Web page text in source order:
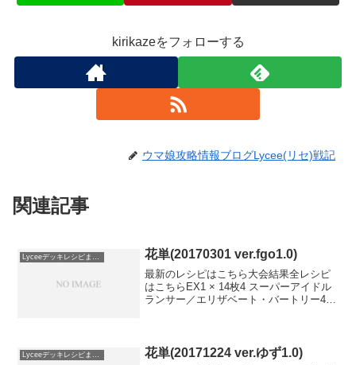
kirikazeをフォローする
ウマ娘攻略情報ブログLycee(リセ)戦記
関連記事
花単(20170301 ver.fgo1.0)
最新のレシピはこちら大会結果全レシピ
はこちらEX1 × 14枚4 スーパーアイドル
ランサー／エリザベート・バートリー4
ー...
Lyceeデッキレシピまとめ 花単(20171224 ver.ゆず1.0)